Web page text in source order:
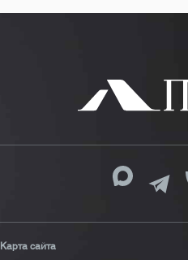
Карта сайта